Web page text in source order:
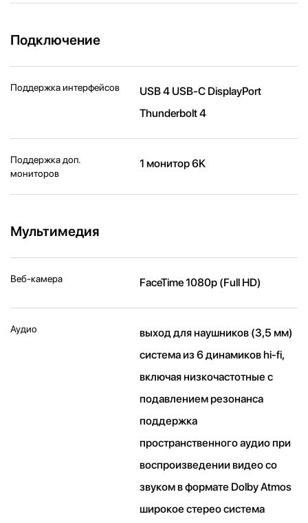
Подключение
Поддержка интерфейсов
USB 4 USB-C DisplayPort
Thunderbolt 4
Поддержка доп.
мониторов
1 монитор 6K
Мультимедия
Веб-камера FaceTime 1080p (Full HD)
Аудио
выход для наушников (3,5 мм)
система из 6 динамиков hi-fi,
включая низкочастотные с
подавлением резонанса
поддержка
пространственного аудио при
воспроизведении видео со
звуком в формате Dolby Atmos
широкое стерео система